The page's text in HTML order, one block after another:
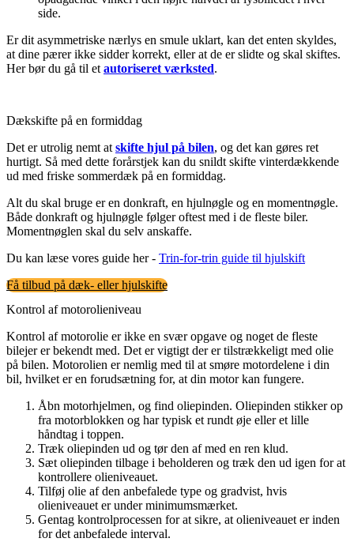
side.
Er dit asymmetriske nærlys en smule uklart, kan det enten skyldes,
at dine pærer ikke sidder korrekt, eller at de er slidte og skal skiftes.
Her bør du gå til etautoriseret værksted.
Dækskifte på en formiddag
Det er utrolig nemt at skifte hjul på bilen, og det kan gøres ret
hurtigt. Så med dette forårstjek kan du snildt skifte vinterdækkende
ud med friske sommerdæk på en formiddag.
Alt du skal bruge er en donkraft, en hjulnøgle og en momentnøgle.
Både donkraft og hjulnøgle følger oftest med i de fleste biler.
Momentnøglen skal du selv anskaffe.
Du kan læse vores guide her - Trin-for-trin guide til hjulskift
Få tilbud på dæk- eller hjulskifte
Kontrol af motorolieniveau
Kontrol af motorolie er ikke en svær opgave og noget de fleste
bilejer er bekendt med. Det er vigtigt der er tilstrækkeligt med olie
på bilen. Motorolien er nemlig med til at smøre motordelene i din
bil, hvilket er en forudsætning for, at din motor kan fungere.
Åbn motorhjelmen, og find oliepinden. Oliepinden stikker op
fra motorblokken og har typisk et rundt øje eller et lille
håndtag i toppen.
Træk oliepinden ud og tør den af med en ren klud.
Sæt oliepinden tilbage i beholderen og træk den ud igen for at
kontrollere olieniveauet.
Tilføj olie af den anbefalede type og gradvist, hvis
olieniveauet er under minimumsmærket.
Gentag kontrolprocessen for at sikre, at olieniveauet er inden
for det anbefalede interval.